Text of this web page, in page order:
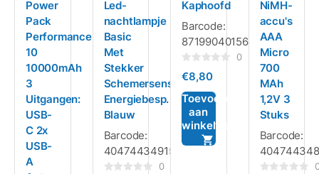
Power
Pack
Performance
10
10000mAh
3
Uitgangen:
USB-
C 2x
USB-
A
Led-
nachtlampje
Basic
Met
Stekker
Schemersensor
Energiebesp.
Blauw
Barcode:
4047443491589
0
Kaphoofd
Barcode:
8719904015646
0
5
0
€8,80
Toevoegen
aan
winkelwagen
NiMH-
accu's
AAA
Micro
700
MAh
1,2V 3
Stuks
Barcode: